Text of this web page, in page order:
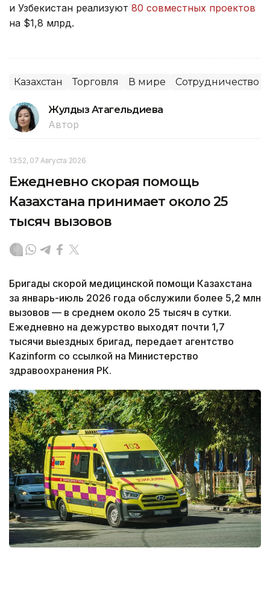
и Узбекистан реализуют 80 совместных проектов
на $1,8 млрд.
Казахстан Торговля В мире Сотрудничество
Жулдыз Атагельдиева
Автор
13:52, 07 Августа 2026
Ежедневно скорая помощь
Казахстана принимает около 25
тысяч вызовов
Бригады скорой медицинской помощи Казахстана
за январь-июль 2026 года обслужили более 5,2 млн
вызовов — в среднем около 25 тысяч в сутки.
Ежедневно на дежурство выходят почти 1,7
тысячи выездных бригад, передает агентство
Kazinform со ссылкой на Министерство
здравоохранения РК.